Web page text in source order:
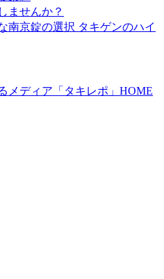
ませんか？
南京錠の選択 タキゲンのハイ
メディア「タキレポ」HOME